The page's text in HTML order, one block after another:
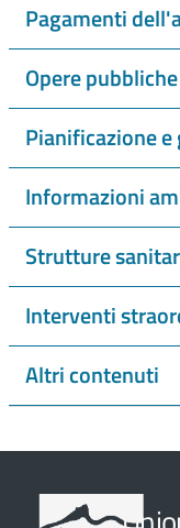
Pagamenti
Opere pubbliche
Pianificazione
Informazioni
Strutture
Interventi
Altri contenuti